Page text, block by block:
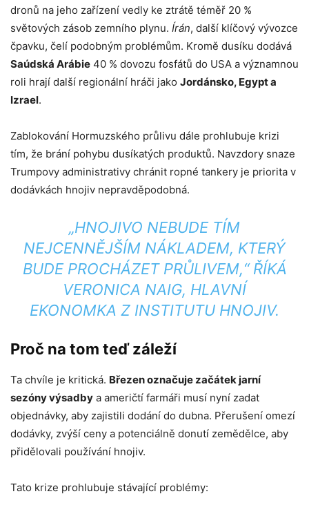
dronů na jeho zařízení vedly ke ztrátě téměř 20 %
světových zásob zemního plynu. Írán, další klíčový vývozce
čpavku, čelí podobným problémům. Kromě dusíku dodává
Saúdská Arábie 40 % dovozu fosfátů do USA a významnou
roli hrají další regionální hráči jako Jordánsko, Egypt a
Izrael.
Zablokování Hormuzského průlivu dále prohlubuje krizi
tím, že brání pohybu dusíkatých produktů. Navzdory snaze
Trumpovy administrativy chránit ropné tankery je priorita v
dodávkách hnojiv nepravděpodobná.
„HNOJIVO NEBUDE TÍM
NEJCENNĚJŠÍM NÁKLADEM, KTERÝ
BUDE PROCHÁZET PRŮLIVEM,“ ŘÍKÁ
VERONICA NAIG, HLAVNÍ
EKONOMKA Z INSTITUTU HNOJIV.
Proč na tom teď záleží
Ta chvíle je kritická. Březen označuje začátek jarní
sezóny výsadby a američtí farmáři musí nyní zadat
objednávky, aby zajistili dodání do dubna. Přerušení omezí
dodávky, zvýší ceny a potenciálně donutí zemědělce, aby
přidělovali používání hnojiv.
Tato krize prohlubuje stávající problémy: